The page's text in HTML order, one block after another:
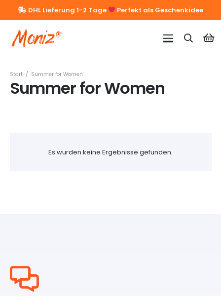
DHL Lieferung 1-2 Tage Perfekt als Geschenkidee
Start / Summer for Women
Summer for Women
Es wurden keine Ergebnisse gefunden.